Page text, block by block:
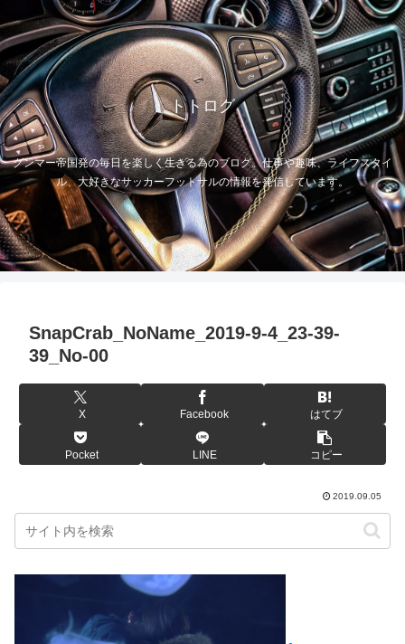
トトログ
グンマー帝国発の毎日を楽しく生きる為のブログ。仕事や趣味、ライフスタイ
ル、大好きなサッカーフットサルの情報を発信しています。
SnapCrab_NoName_2019-9-4_23-39-
39_No-00
X Facebook はてブ
Pocket LINE コピー
2019.09.05